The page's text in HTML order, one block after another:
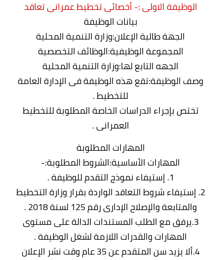
الوظيفة الاولى :- أخصائى تخطيط عمرانى تعاقد
بيانات الوظيفة
الجهة طالبة الإعلان:وزارة التنمية المحلية
المجموعة الوظيفية:الوظائف التخصصية
الجهه التابع لها:وزارة التنمية المحلية
وصف الوظيفة:تقع هذه الوظيفة فى الإدارة العامة
للتخطيط .
تختص بإجراء الدراسات الخاصة المطلوبة للتخطيط
العمرانى .
المهارات المطلوبة
المهارات الأساسية:الشروط المطلوبة:-
1. إستيفاء نموذج التقدم للوظيفة .
2. إستيفاء شروط التعاقد الواردة بقرار وزارة التخطيط
والمتابعة والإصلاح الإدارى رقم 125 لسنة 2018 .
3.يرفق مع الطلب المستندات الدالة على مستوى
المهارات والقدرات اللازمة لشغل الوظيفة .
4.ألا يزيد سن المتقدم عن 35 عام وقت نشر الإعلان